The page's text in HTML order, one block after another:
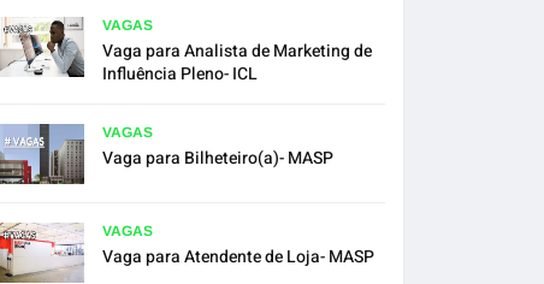
VAGAS
Vaga para Analista de Marketing de
Influência Pleno- ICL
VAGAS
Vaga para Bilheteiro(a)- MASP
VAGAS
Vaga para Atendente de Loja- MASP